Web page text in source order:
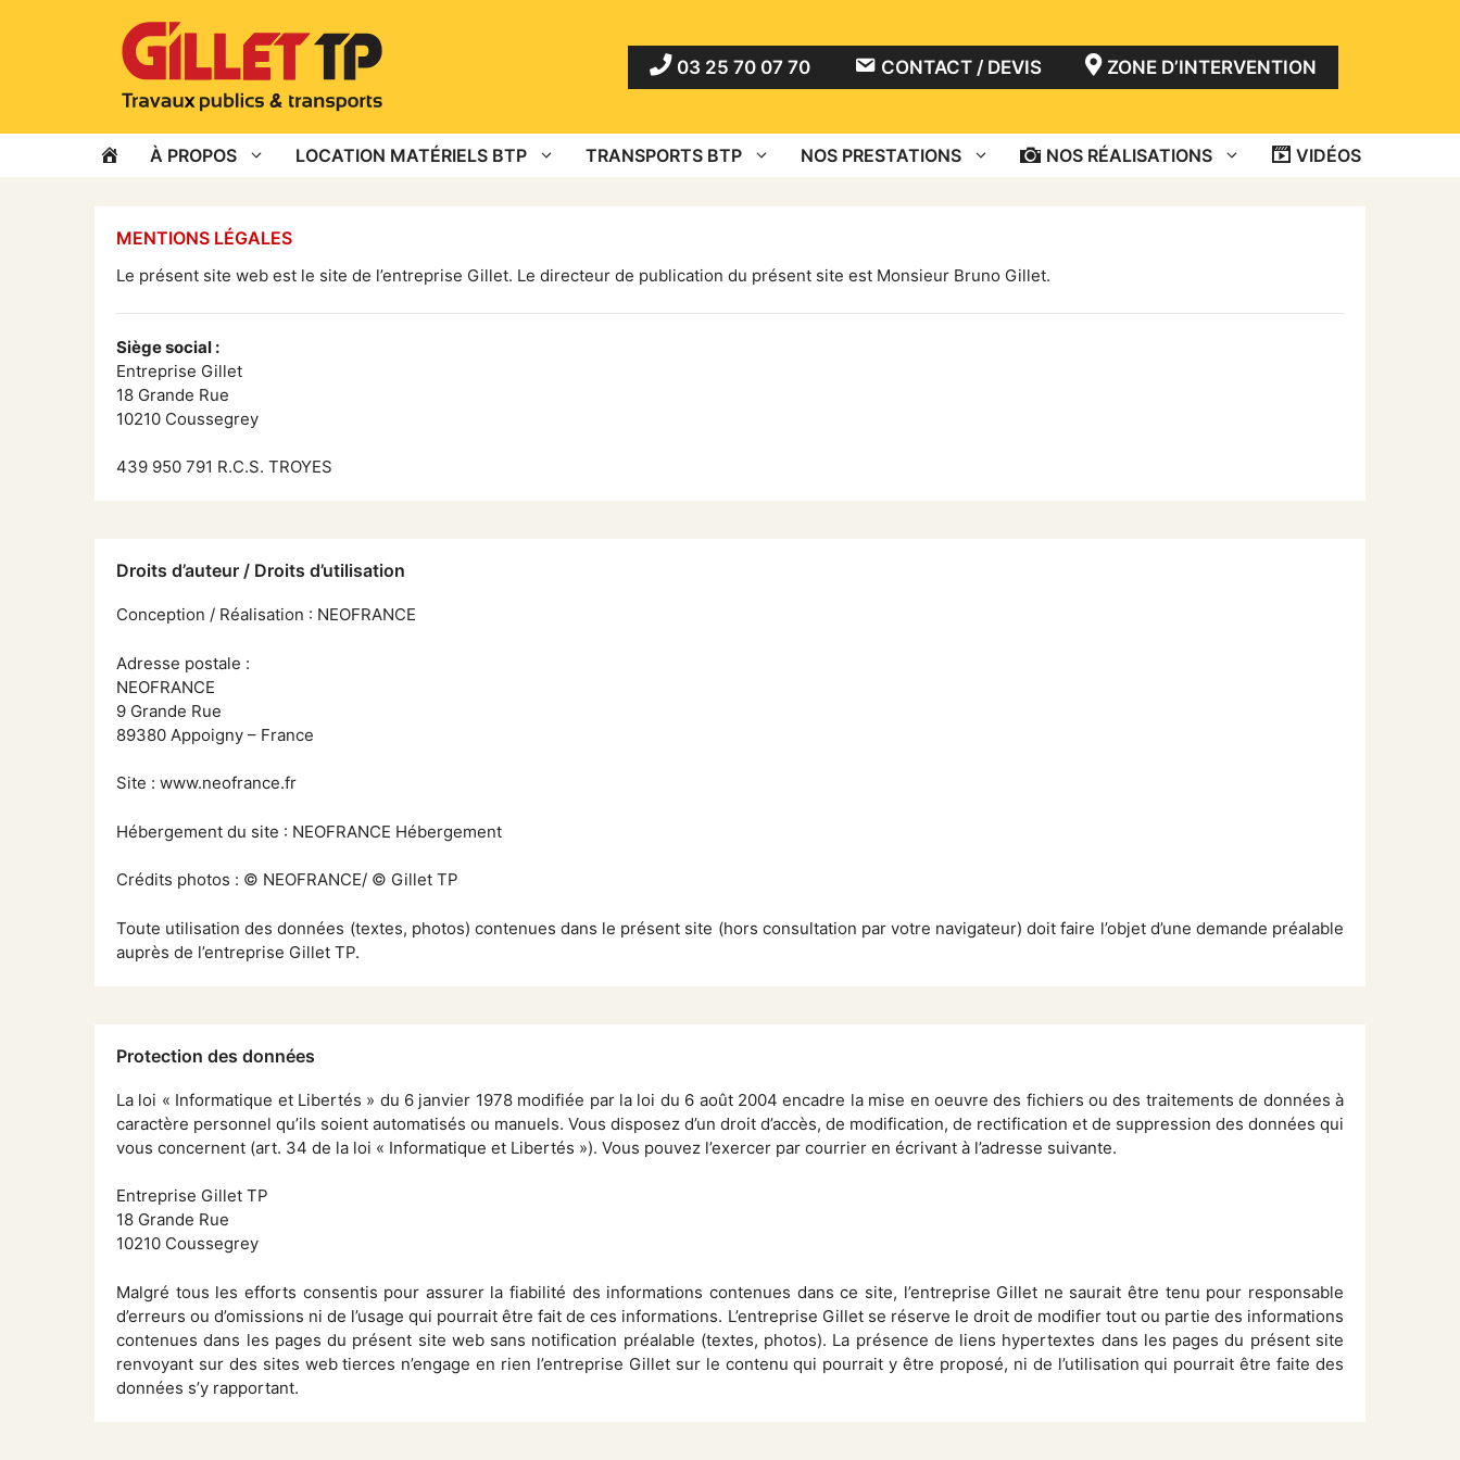
03 25 70 07 70 CONTACT / DEVIS ZONE D’INTERVENTION
ACCUEIL
À PROPOS LOCATION MATÉRIELS BTP TRANSPORTS BTP NOS PRESTATIONS NOS RÉALISATIONS VIDÉOS
MENTIONS LÉGALES
Le présent site web est le site de l’entreprise Gillet. Le directeur de publication du présent site est Monsieur Bruno Gillet.
Siège social :
Entreprise Gillet
18 Grande Rue
10210 Coussegrey
439 950 791 R.C.S. TROYES
Droits d’auteur / Droits d’utilisation
Conception / Réalisation : NEOFRANCE
Adresse postale :
NEOFRANCE
9 Grande Rue
89380 Appoigny – France
Site : www.neofrance.fr
Hébergement du site : NEOFRANCE Hébergement
Crédits photos : © NEOFRANCE/ © Gillet TP
Toute utilisation des données (textes, photos) contenues dans le présent site (hors consultation par votre navigateur) doit faire l’objet d’une demande préalable
auprès de l’entreprise Gillet TP.
Protection des données
La loi « Informatique et Libertés » du 6 janvier 1978 modifiée par la loi du 6 août 2004 encadre la mise en oeuvre des fichiers ou des traitements de données à
caractère personnel qu’ils soient automatisés ou manuels. Vous disposez d’un droit d’accès, de modification, de rectification et de suppression des données qui
vous concernent (art. 34 de la loi « Informatique et Libertés »). Vous pouvez l’exercer par courrier en écrivant à l’adresse suivante.
Entreprise Gillet TP
18 Grande Rue
10210 Coussegrey
Malgré tous les efforts consentis pour assurer la fiabilité des informations contenues dans ce site, l’entreprise Gillet ne saurait être tenu pour responsable
d’erreurs ou d’omissions ni de l’usage qui pourrait être fait de ces informations. L’entreprise Gillet se réserve le droit de modifier tout ou partie des informations
contenues dans les pages du présent site web sans notification préalable (textes, photos). La présence de liens hypertextes dans les pages du présent site
renvoyant sur des sites web tierces n’engage en rien l’entreprise Gillet sur le contenu qui pourrait y être proposé, ni de l’utilisation qui pourrait être faite des
données s’y rapportant.